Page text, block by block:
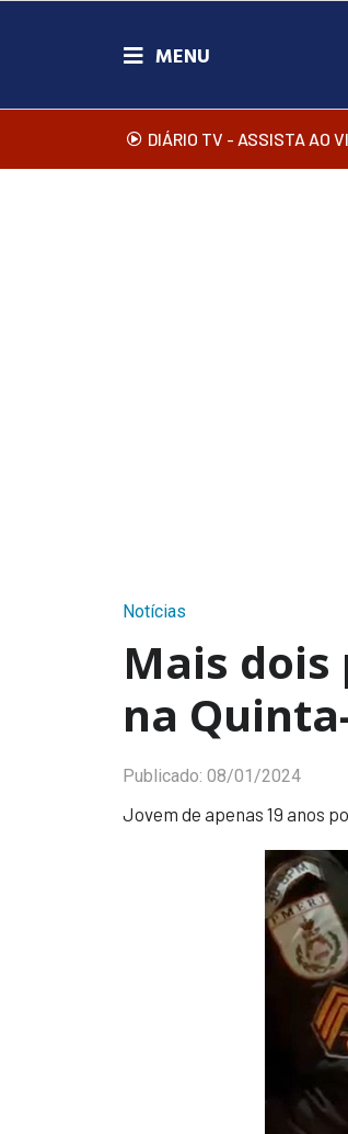
DIÁRIO TV - ASSISTA AO
Notícias
Mais
na
Publicado: 08/01/2024
Jovem de apenas 19 anos